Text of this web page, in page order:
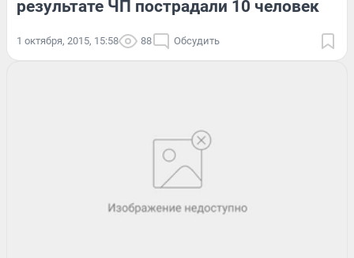
результате ЧП пострадали 10 человек
1 октября, 2015, 15:58 88 Обсудить